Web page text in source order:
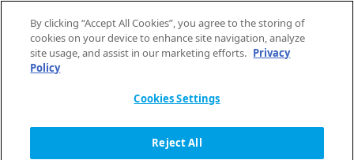
FR
ACCUEIL
By clicking “Accept All Cookies”, you agree to the storing of
cookies on your device to enhance site navigation, analyze
site usage, and assist in our marketing efforts. Privacy
Policy
Cookies Settings
Reject All